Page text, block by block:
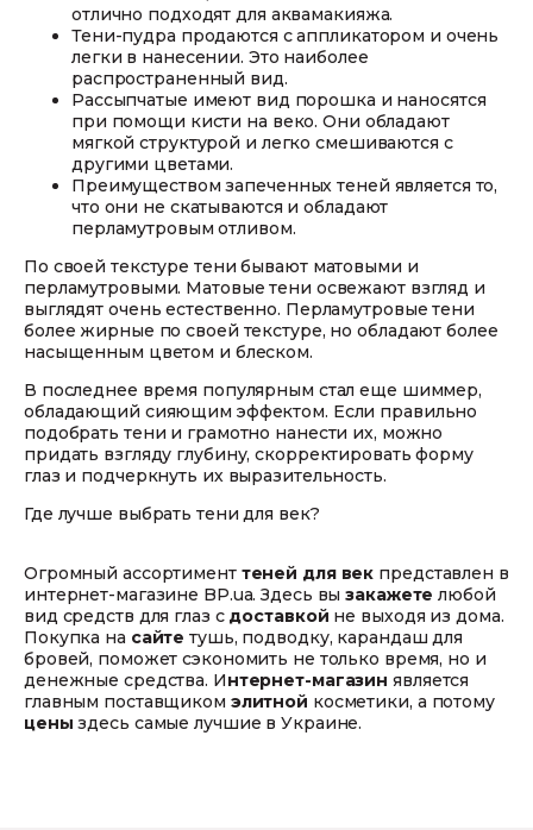
отлично подходят для аквамакияжа.
Тени-пудра продаются с аппликатором и очень
легки в нанесении. Это наиболее
распространенный вид.
Рассыпчатые имеют вид порошка и наносятся
при помощи кисти на веко. Они обладают
мягкой структурой и легко смешиваются с
другими цветами.
Преимуществом запеченных теней является то,
что они не скатываются и обладают
перламутровым отливом.
По своей текстуре тени бывают матовыми и
перламутровыми. Матовые тени освежают взгляд и
выглядят очень естественно. Перламутровые тени
более жирные по своей текстуре, но обладают более
насыщенным цветом и блеском.
В последнее время популярным стал еще шиммер,
обладающий сияющим эффектом. Если правильно
подобрать тени и грамотно нанести их, можно
придать взгляду глубину, скорректировать форму
глаз и подчеркнуть их выразительность.
Где лучше выбрать тени для век?
Огромный ассортимент теней для век представлен в
интернет-магазине BP.uа. Здесь вызакажете любой
вид средств для глаз с доставкой не выходя из дома.
Покупка на сайте тушь, подводку, карандаш для
бровей, поможет сэкономить не только время, но и
денежные средства. Интернет-магазин является
главным поставщиком элитной косметики, а потому
цены здесь самые лучшие в Украине.